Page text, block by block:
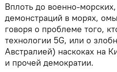
Вплоть до военно-
демонстраций в морях,
говоря о проблеме того,
технологии 5G, или о
Австралией) наскоках на
и прочей демократии.